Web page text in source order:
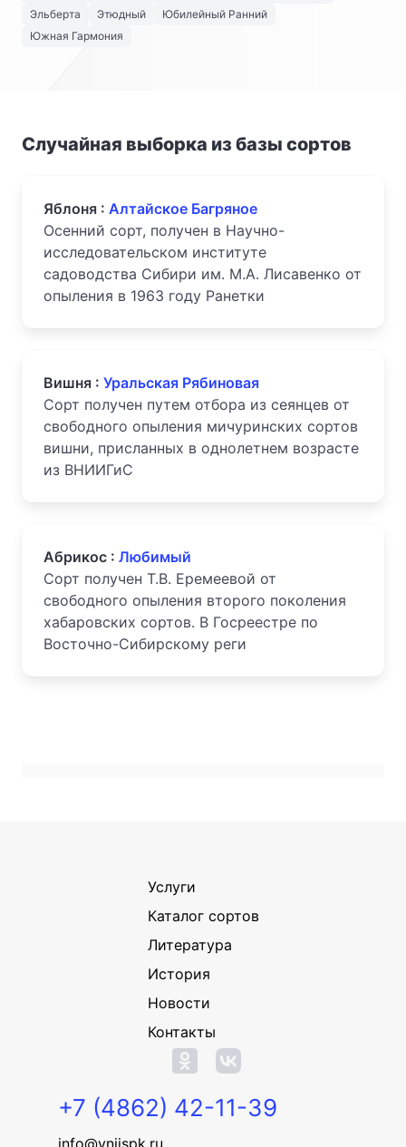
Эльберта
Этюдный
Юбилейный Ранний
Южная Гармония
Случайная выборка из базы сортов
Яблоня : Алтайское Багряное
Осенний сорт, получен в Научно-
исследовательском институте
садоводства Сибири им. М.А. Лисавенко от
опыления в 1963 году Ранетки
Вишня : Уральская Рябиновая
Сорт получен путем отбора из сеянцев от
свободного опыления мичуринских сортов
вишни, присланных в однолетнем возрасте
из ВНИИГиС
Абрикос : Любимый
Сорт получен Т.В. Еремеевой от
свободного опыления второго поколения
хабаровских сортов. В Госреестре по
Восточно-Сибирскому реги
Услуги
Каталог сортов
Литература
История
Новости
Контакты
+7 (4862) 42-11-39
info@vniispk.ru